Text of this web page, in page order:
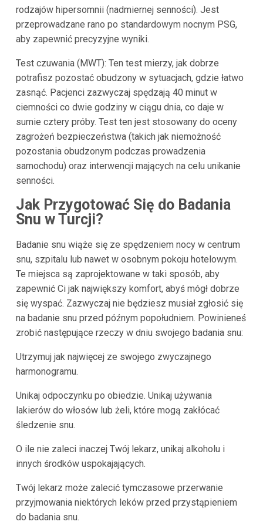
rodzajów hipersomnii (nadmiernej senności). Jest
przeprowadzane rano po standardowym nocnym PSG,
aby zapewnić precyzyjne wyniki.
Test czuwania (MWT): Ten test mierzy, jak dobrze
potrafisz pozostać obudzony w sytuacjach, gdzie łatwo
zasnąć. Pacjenci zazwyczaj spędzają 40 minut w
ciemności co dwie godziny w ciągu dnia, co daje w
sumie cztery próby. Test ten jest stosowany do oceny
zagrożeń bezpieczeństwa (takich jak niemożność
pozostania obudzonym podczas prowadzenia
samochodu) oraz interwencji mających na celu unikanie
senności.
Jak Przygotować Się do Badania
Snu w Turcji?
Badanie snu wiąże się ze spędzeniem nocy w centrum
snu, szpitalu lub nawet w osobnym pokoju hotelowym.
Te miejsca są zaprojektowane w taki sposób, aby
zapewnić Ci jak największy komfort, abyś mógł dobrze
się wyspać. Zazwyczaj nie będziesz musiał zgłosić się
na badanie snu przed późnym popołudniem. Powinieneś
zrobić następujące rzeczy w dniu swojego badania snu:
Utrzymuj jak najwięcej ze swojego zwyczajnego
harmonogramu.
Unikaj odpoczynku po obiedzie. Unikaj używania
lakierów do włosów lub żeli, które mogą zakłócać
śledzenie snu.
O ile nie zaleci inaczej Twój lekarz, unikaj alkoholu i
innych środków uspokajających.
Twój lekarz może zalecić tymczasowe przerwanie
przyjmowania niektórych leków przed przystąpieniem
do badania snu.